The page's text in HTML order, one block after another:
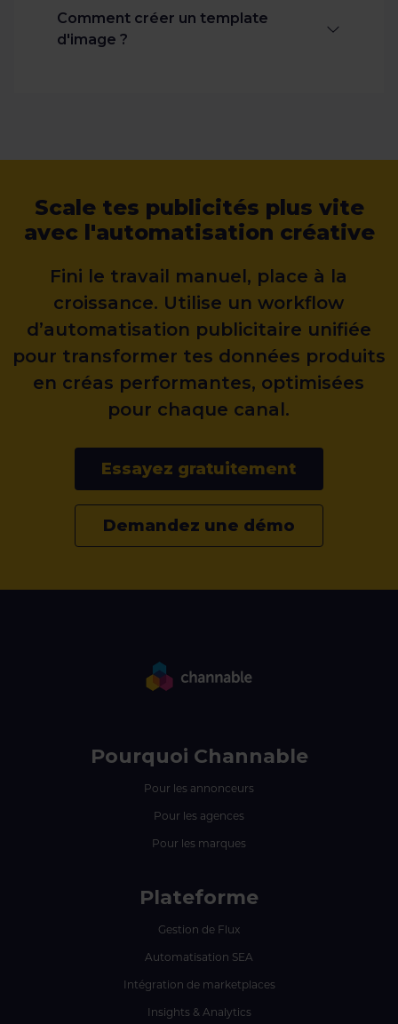
vous respectez le montant initialement
prévu dans votre abonnement.
Comment créer un template
d'image ?
template est finalisé, vous n’avez plus
qu’à le connecter à votre flux produit.
Scale tes publicités plus vite
avec l'automatisation créative
Fini le travail manuel, place à la
croissance. Utilise un workflow
d’automatisation publicitaire unifiée
pour transformer tes données produits
en créas performantes, optimisées
pour chaque canal.
Essayez gratuitement
Demandez une démo
Pourquoi Channable
Pour les annonceurs
Pour les agences
Pour les marques
Plateforme
Gestion de Flux
Automatisation SEA
Intégration de marketplaces
Insights & Analytics